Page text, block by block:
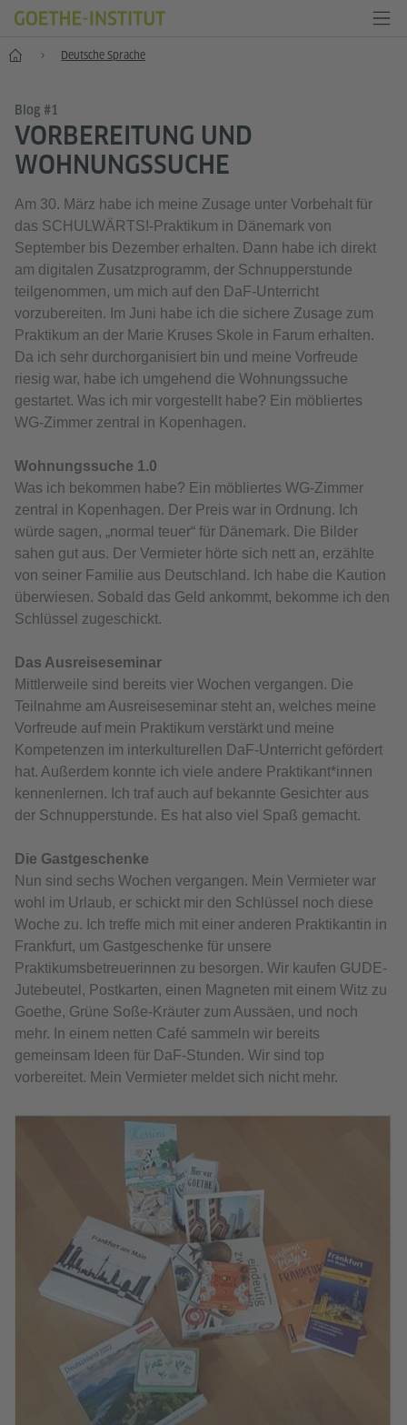
Start Deutsche Sprache
Blog #1
VORBEREITUNG UND
WOHNUNGSSUCHE
Am 30. März habe ich meine Zusage unter Vorbehalt für
das SCHULWÄRTS!-Praktikum in Dänemark von
September bis Dezember erhalten. Dann habe ich direkt
am digitalen Zusatzprogramm, der Schnupperstunde
teilgenommen, um mich auf den DaF-Unterricht
vorzubereiten. Im Juni habe ich die sichere Zusage zum
Praktikum an der Marie Kruses Skole in Farum erhalten.
Da ich sehr durchorganisiert bin und meine Vorfreude
riesig war, habe ich umgehend die Wohnungssuche
gestartet. Was ich mir vorgestellt habe? Ein möbliertes
WG-Zimmer zentral in Kopenhagen.
Wohnungssuche 1.0
Was ich bekommen habe? Ein möbliertes WG-Zimmer
zentral in Kopenhagen. Der Preis war in Ordnung. Ich
würde sagen, „normal teuer“ für Dänemark. Die Bilder
sahen gut aus. Der Vermieter hörte sich nett an, erzählte
von seiner Familie aus Deutschland. Ich habe die Kaution
überwiesen. Sobald das Geld ankommt, bekomme ich den
Schlüssel zugeschickt.
Das Ausreiseseminar
Mittlerweile sind bereits vier Wochen vergangen. Die
Teilnahme am Ausreiseseminar steht an, welches meine
Vorfreude auf mein Praktikum verstärkt und meine
Kompetenzen im interkulturellen DaF-Unterricht gefördert
hat. Außerdem konnte ich viele andere Praktikant*innen
kennenlernen. Ich traf auch auf bekannte Gesichter aus
der Schnupperstunde. Es hat also viel Spaß gemacht.
Die Gastgeschenke
Nun sind sechs Wochen vergangen. Mein Vermieter war
wohl im Urlaub, er schickt mir den Schlüssel noch diese
Woche zu. Ich treffe mich mit einer anderen Praktikantin in
Frankfurt, um Gastgeschenke für unsere
Praktikumsbetreuerinnen zu besorgen. Wir kaufen GUDE-
Jutebeutel, Postkarten, einen Magneten mit einem Witz zu
Goethe, Grüne Soße-Kräuter zum Aussäen, und noch
mehr. In einem netten Café sammeln wir bereits
gemeinsam Ideen für DaF-Stunden. Wir sind top
vorbereitet. Mein Vermieter meldet sich nicht mehr.